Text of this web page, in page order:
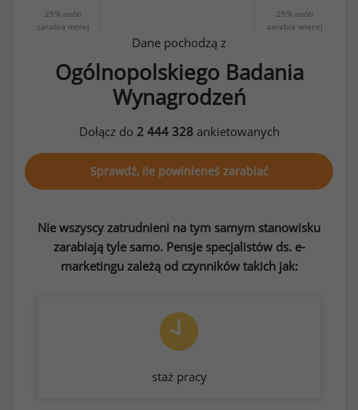
25% osób
zarabia mniej
25% osób
zarabia więcej
Dane pochodzą z
Ogólnopolskiego Badania
Wynagrodzeń
Dołącz do 2 444 328ankietowanych
Sprawdź, ile powinieneś zarabiać
Nie wszyscy zatrudnieni na tym samym stanowisku
zarabiają tyle samo. Pensje specjalistów ds. e-
marketingu zależą od czynników takich jak:
staż pracy